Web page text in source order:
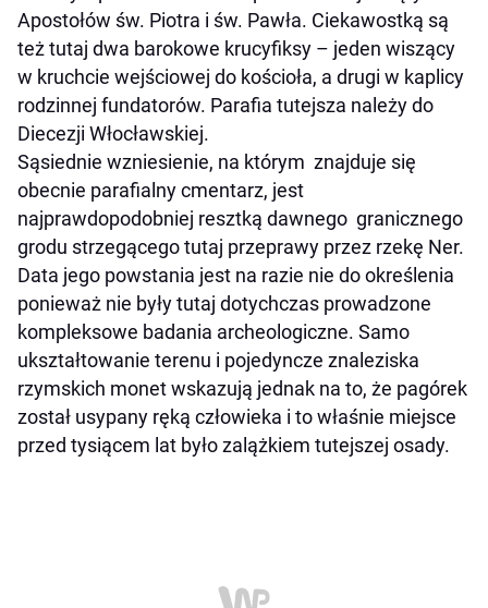
Apostołów św. Piotra i św. Pawła. Ciekawostką są
też tutaj dwa barokowe krucyfiksy – jeden wiszący
w kruchcie wejściowej do kościoła, a drugi w kaplicy
rodzinnej fundatorów. Parafia tutejsza należy do
Diecezji Włocławskiej.
Sąsiednie wzniesienie, na którym znajduje się
obecnie parafialny cmentarz, jest
najprawdopodobniej resztką dawnego granicznego
grodu strzegącego tutaj przeprawy przez rzekę Ner.
Data jego powstania jest na razie nie do określenia
ponieważ nie były tutaj dotychczas prowadzone
kompleksowe badania archeologiczne. Samo
ukształtowanie terenu i pojedyncze znaleziska
rzymskich monet wskazują jednak na to, że pagórek
został usypany ręką człowieka i to właśnie miejsce
przed tysiącem lat było zalążkiem tutejszej osady.